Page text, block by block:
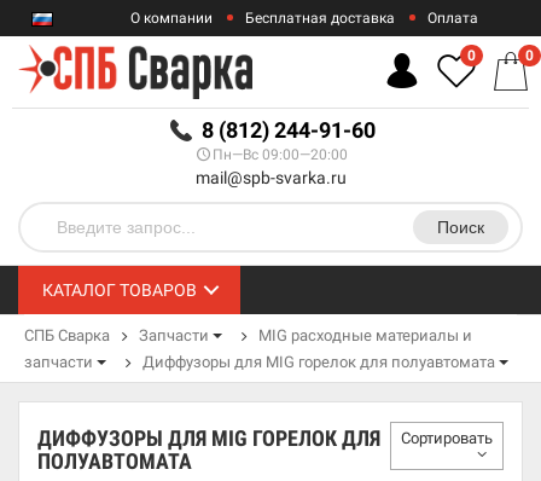
RUB
О компании Бесплатная доставка Оплата
Гарантии
8 (812) 244-91-60
Пн—Вс 09:00—20:00
mail@spb-svarka.ru
Поиск
0 0
КАТАЛОГ ТОВАРОВ
СПБ Сварка Запчасти
MIG расходные материалы и
запчасти
Диффузоры для MIG горелок для полуавтомата
ДИФФУЗОРЫ ДЛЯ MIG ГОРЕЛОК ДЛЯ
ПОЛУАВТОМАТА
Сортировать